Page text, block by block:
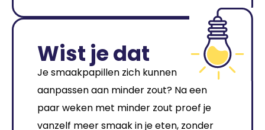
Wist je dat
Je smaakpapillen zich kunnen
aanpassen aan minder zout? Na een
paar weken met minder zout proef je
vanzelf meer smaak in je eten, zonder